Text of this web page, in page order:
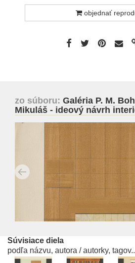
objednať
zo súboru: Galéria P. M.
Mikuláš - ideový návrh
Súvisiace diela
podľa názvu, autora / autorky,